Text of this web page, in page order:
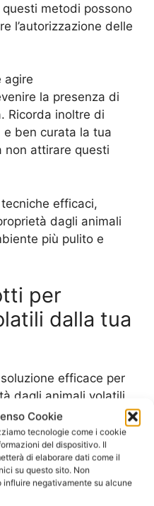
Cookie
tecnologie come i cookie
del dispositivo. Il
di elaborare dati come il
su questo sito. Non
negativamente su alcune
metodi possono
l’autorizzazione delle
agire
la presenza di
Ricorda inoltre di
ben curata la tua
non attirare questi
efficaci,
dagli animali
più pulito e
per
dalla tua
efficace per
dagli animali volatili,
sul mercato
i più comuni
i gel repellenti e
suoni ad alta